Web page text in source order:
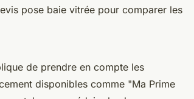
pose baie vitrée pour comparer les
de prendre en compte les
disponibles comme "Ma Prime